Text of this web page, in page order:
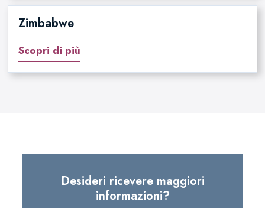
Zimbabwe
Scopri di più
Desideri ricevere maggiori
informazioni?